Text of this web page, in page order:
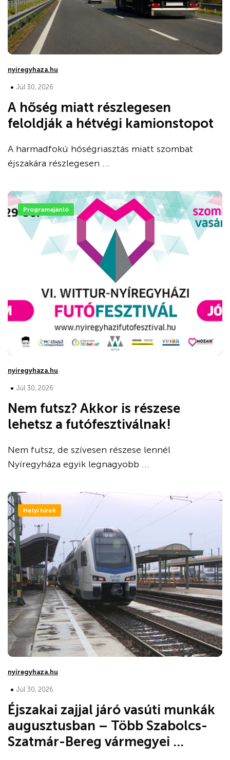
nyiregyhaza.hu
• Júl 30, 2026
A hőség miatt részlegesen
feloldják a hétvégi kamionstopot
A harmadfokú hőségriasztás miatt szombat
éjszakára részlegesen ...
Programajánló
nyiregyhaza.hu
• Júl 30, 2026
Nem futsz? Akkor is részese
lehetsz a futófesztiválnak!
Nem futsz, de szívesen részese lennél
Nyíregyháza egyik legnagyobb ...
Helyi hírek
nyiregyhaza.hu
• Júl 30, 2026
Éjszakai zajjal járó vasúti munkák
augusztusban – Több Szabolcs-
Szatmár-Bereg vármegyei ...